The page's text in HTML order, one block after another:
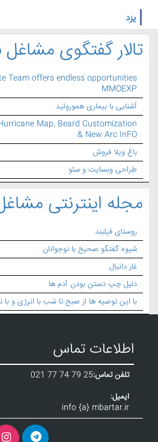
یزد
تالار گفتگوی مشاغل
Team offers endless opportunities
MMOEXP
آشنایی با بیماری هموروئید
Map, Beard Customization
& New Arc InFO
باغ ویلا فروش
طراحی وبسایت و سئو
مجله اینترنتی
روستای فیلبند
شیوه گفتگو صحیح با نوجوانان
غار دانیال
دلیل چپ دستن بودن آدم ها
با این توصیه ها از صبح تا شب با انرژی و با
اطلاعات تماس
تلفن تماس:021 77 74 79 25
ایمیل:
info {a} mbartar.ir